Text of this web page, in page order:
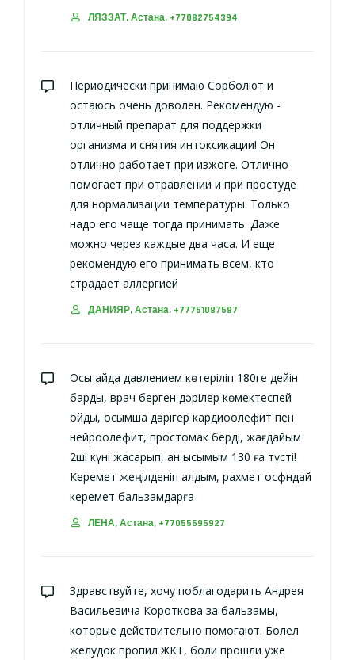
ЛЯЗЗАТ, Астана, +77082754394
Периодически принимаю Сорболют и
остаюсь очень доволен. Рекомендую -
отличный препарат для поддержки
организма и снятия интоксикации! Он
отлично работает при изжоге. Отлично
помогает при отравлении и при простуде
для нормализации температуры. Только
надо его чаще тогда принимать. Даже
можно через каждые два часа. И еще
рекомендую его принимать всем, кто
страдает аллергией
ДАНИЯР, Астана, +77751087587
Осы айда давлением көтеріліп 180ге дейін
барды, врач берген дәрілер көмектеспей
қойды, қосымша дәрігер кардиоолефит пен
нейроолефит, простомак берді, жағдайым
2ші күні жақсарып, қан қысымым 130 ға түсті!
Керемет жеңілденіп қалдым, рахмет осфндай
керемет бальзамдарға
ЛЕНА, Астана, +77055695927
Здравствуйте, хочу поблагодарить Андрея
Васильевича Короткова за бальзамы,
которые действительно помогают. Болел
желудок пропил ЖКТ, боли прошли уже